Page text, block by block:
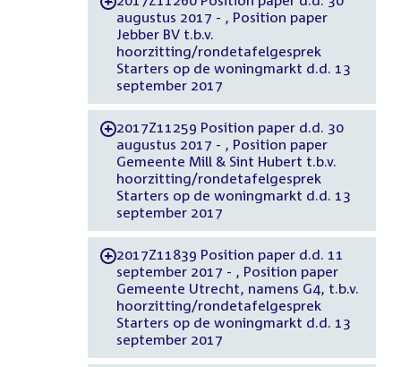
augustus 2017 - , Position paper
Jebber BV t.b.v.
hoorzitting/rondetafelgesprek
Starters op de woningmarkt d.d. 13
september 2017
-2017Z11259 Position paper d.d. 30
augustus 2017 - , Position paper
Gemeente Mill & Sint Hubert t.b.v.
hoorzitting/rondetafelgesprek
Starters op de woningmarkt d.d. 13
september 2017
-2017Z11839 Position paper d.d. 11
september 2017 - , Position paper
Gemeente Utrecht, namens G4, t.b.v.
hoorzitting/rondetafelgesprek
Starters op de woningmarkt d.d. 13
september 2017